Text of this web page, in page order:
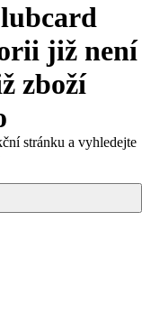
již není
zboží
stránku a vyhledejte